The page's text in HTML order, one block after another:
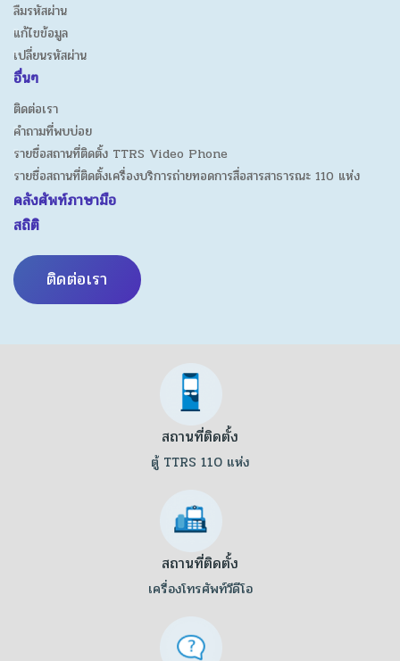
ลืมรหัสผ่าน
แก้ไขข้อมูล
เปลี่ยนรหัสผ่าน
อื่นๆ
ติดต่อเรา
คำถามที่พบบ่อย
รายชื่อสถานที่ติดตั้ง TTRS Video Phone
รายชื่อสถานที่ติดตั้งเครื่องบริการถ่ายทอดการสื่อสารสาธารณะ 110 แห่ง
คลังศัพท์ภาษามือ
สถิติ
ติดต่อเรา
สถานที่ติดตั้ง
ตู้ TTRS 110 แห่ง
สถานที่ติดตั้ง
เครื่องโทรศัพท์วีดีโอ